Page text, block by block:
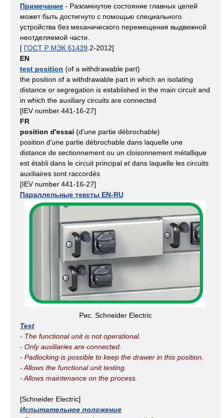
Примечание - Разомкнутое состояние главных цепей
может быть достигнуто с помощью специального
устройства без механического перемещения выдвижной
неотделяемой части.
[ ГОСТ Р МЭК 61439 .2-2012]
EN
test position (of a withdrawable part)
the position of a withdrawable part in which an isolating
distance or segregation is established in the main circuit and
in which the auxiliary circuits are connected
[IEV number 441-16-27]
FR
position d'essai (d'une partie débrochable)
position d'une partie débrochable dans laquelle une
distance de sectionnement ou un cloisonnement métallique
est établi dans le circuit principal et dans laquelle les circuits
auxiliaires sont raccordés
[IEV number 441-16-27]
Параллельные тексты EN-RU
Рис. Schneider Electric
Test
- The functional unit is not operational.
- Only auxiliaries are connected.
- Padlocking is possible to keep the drawer in this position.
- Allows the functional unit testing.
- Allows maintenance on the process.
[Schneider Electric]
Испытательное положение